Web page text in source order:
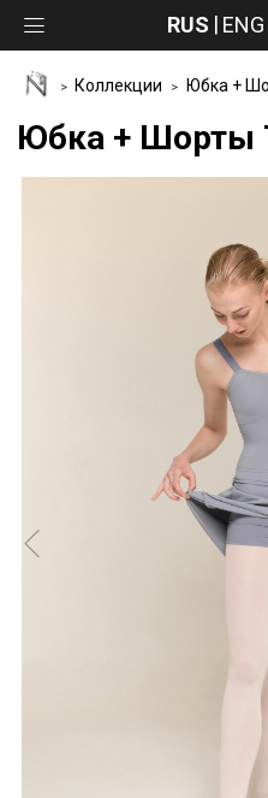
RUS ENG
Коллекции Юбка +
Юбка + Шорты